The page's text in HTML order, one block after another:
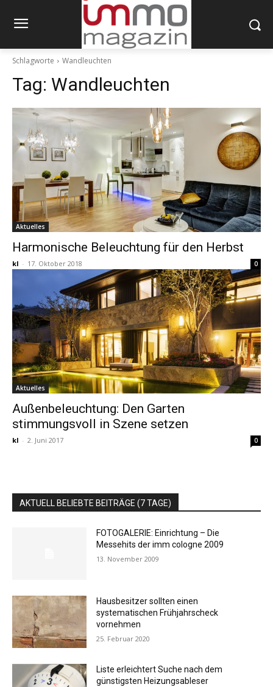
Schlagworte Wandleuchten
Tag: Wandleuchten
Aktuelles
Harmonische Beleuchtung für den Herbst
kl - 17. Oktober 2018 0
Aktuelles
Außenbeleuchtung: Den Garten
stimmungsvoll in Szene setzen
kl - 2. Juni 2017 0
AKTUELL BELIEBTE BEITRÄGE (7 TAGE)
FOTOGALERIE: Einrichtung – Die
Messehits der imm cologne 2009
13. November 2009
Hausbesitzer sollten einen
systematischen Frühjahrscheck
vornehmen
25. Februar 2020
Liste erleichtert Suche nach dem
günstigsten Heizungsableser